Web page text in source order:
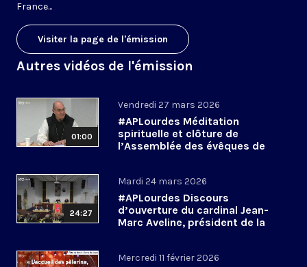
France...
Visiter la page de l'émission
Autres vidéos de l'émission
01:00
Vendredi 27 mars 2026
#APLourdes Méditation
spirituelle et clôture de
l’Assemblée des évêques de
24:27
Mardi 24 mars 2026
#APLourdes Discours
d’ouverture du cardinal Jean-
Marc Aveline, président de la
Mercredi 11 février 2026